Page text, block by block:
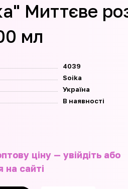
Миттєве
мл
4039
Soika
Україна
В наявності
ціну — увійдіть або
на сайті